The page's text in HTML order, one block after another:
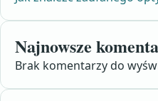
Najnowsze
Brak komentarzy do